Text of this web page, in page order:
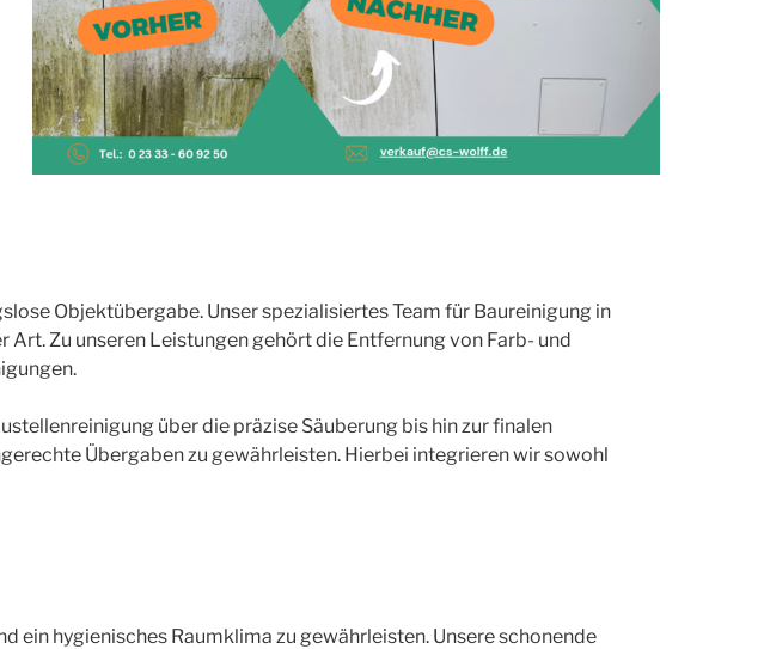
Objektübergabe. Unser spezialisiertes Team für Baureinigung in
Zu unseren Leistungen gehört die Entfernung von Farb- und
über die präzise Säuberung bis hin zur finalen
Übergaben zu gewährleisten. Hierbei integrieren wir sowohl
hygienisches Raumklima zu gewährleisten. Unsere schonende